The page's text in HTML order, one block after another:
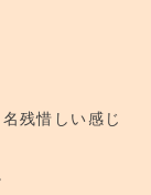
残惜しい感じ